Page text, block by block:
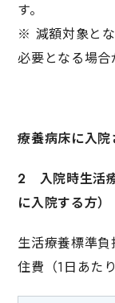
す。
※ 減額対象と
必要となる場合
療養病床に入
2 入院時生活
に入院する方）
生活療養標準
住費（1日あた